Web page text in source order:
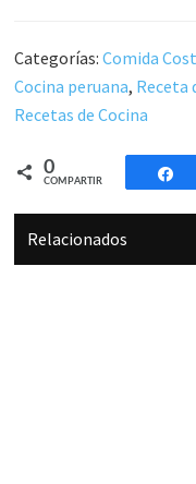
Categorías:Comida
Cocina peruana, Receta
Recetas de Cocina
0
COMPARTIR
Relacionados